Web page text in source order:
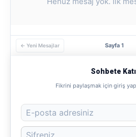
← Yeni Mesajlar Sayfa 1
Sohbete Katıl
Fikrini paylaşmak için giriş